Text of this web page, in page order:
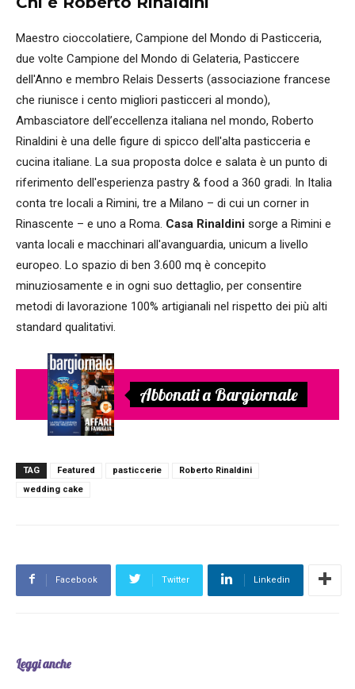
Maestro cioccolatiere, Campione del Mondo di Pasticceria,
due volte Campione del Mondo di Gelateria, Pasticcere
dell'Anno e membro Relais Desserts (associazione francese
che riunisce i cento migliori pasticceri al mondo),
Ambasciatore dell’eccellenza italiana nel mondo, Roberto
Rinaldini è una delle figure di spicco dell'alta pasticceria e
cucina italiane. La sua proposta dolce e salata è un punto di
riferimento dell'esperienza pastry & food a 360 gradi. In Italia
conta tre locali a Rimini, tre a Milano – di cui un corner in
Rinascente – e uno a Roma. Casa Rinaldini sorge a Rimini e
vanta locali e macchinari all'avanguardia, unicum a livello
europeo. Lo spazio di ben 3.600 mq è concepito
minuziosamente e in ogni suo dettaglio, per consentire
metodi di lavorazione 100% artigianali nel rispetto dei più alti
standard qualitativi.
Abbonati a Bargiornale
TAG Featured pasticcerie
Roberto Rinaldini
wedding cake
Facebook Twitter Linkedin
Leggi anche